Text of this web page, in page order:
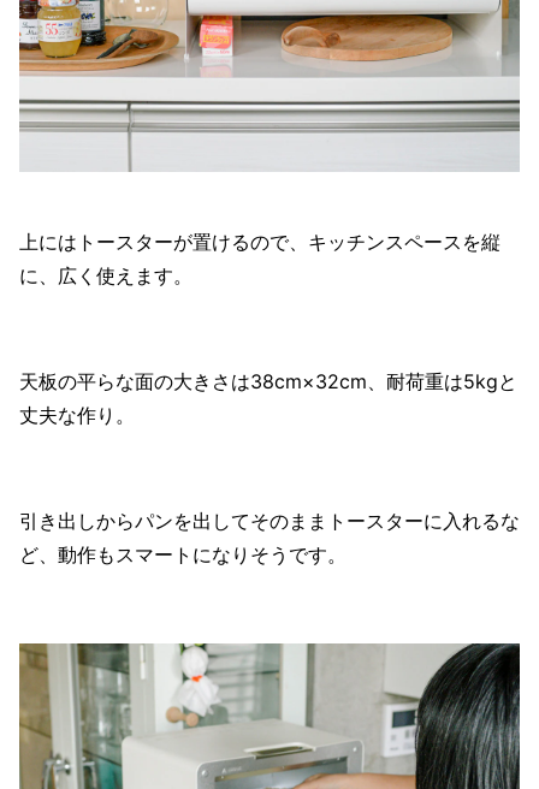
上にはトースターが置けるので、キッチンスペースを縦
に、広く使えます。
天板の平らな面の大きさは38cm×32cm、耐荷重は5kgと
丈夫な作り。
引き出しからパンを出してそのままトースターに入れるな
ど、動作もスマートになりそうです。